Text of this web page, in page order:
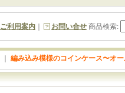
ご利用案内 お問い合せ 商品検索:
編み込み模様のコインケース〜オ